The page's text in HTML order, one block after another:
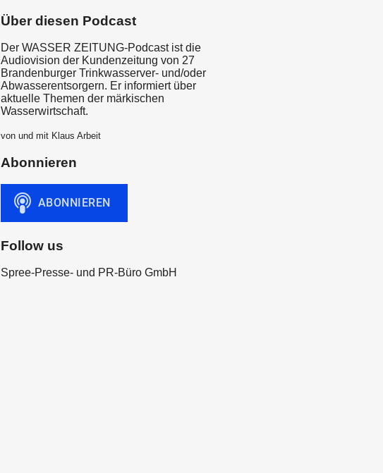
Über diesen Podcast
Der WASSER ZEITUNG-Podcast ist die
Audiovision der Kundenzeitung von 27
Brandenburger Trinkwasserver- und/oder
Abwasserentsorgern. Er informiert über
aktuelle Themen der märkischen
Wasserwirtschaft.
von und mit Klaus Arbeit
Abonnieren
Follow us
Spree-Presse- und PR-Büro GmbH